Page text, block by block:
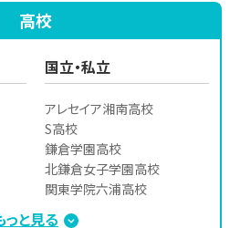
高校
国立・私立
アレセイア湘南高校
S高校
鎌倉学園高校
北鎌倉女子学園高校
関東学院六浦高校
鵠沼高校
っと見る